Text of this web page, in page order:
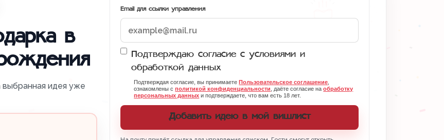
в
выбранная идея уже
Email для ссылки управления
Подтверждаю согласие с условиями и
обработкой данных
Подтверждая согласие, вы принимаетеПользовательское соглашение
ознакомлены сполитикой конфиденциальности , даёте согласие наобработку
персональных данных и подтверждаете, что вам есть 18 лет.
Добавить идею в мой вишлист